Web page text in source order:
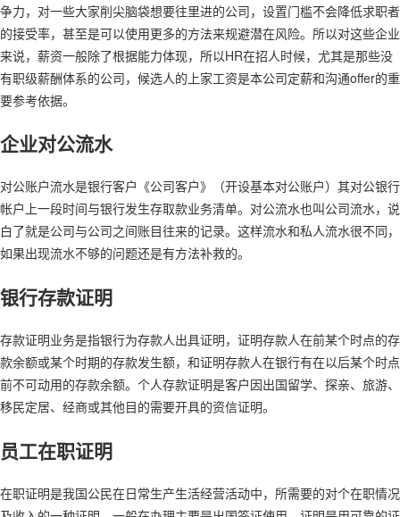
争力，对一些大家削尖脑袋想要往里进的公司，设置门槛不会降低求职者
的接受率，甚至是可以使用更多的方法来规避潜在风险。所以对这些企业
来说，薪资一般除了根据能力体现，所以HR在招人时候，尤其是那些没
有职级薪酬体系的公司，候选人的上家工资是本公司定薪和沟通offer的重
要参考依据。
企业对公流水
对公账户流水是银行客户《公司客户》（开设基本对公账户）其对公银行
帐户上一段时间与银行发生存取款业务清单。对公流水也叫公司流水，说
白了就是公司与公司之间账目往来的记录。这样流水和私人流水很不同，
如果出现流水不够的问题还是有方法补救的。
银行存款证明
存款证明业务是指银行为存款人出具证明，证明存款人在前某个时点的存
款余额或某个时期的存款发生额，和证明存款人在银行有在以后某个时点
前不可动用的存款余额。个人存款证明是客户因出国留学、探亲、旅游、
移民定居、经商或其他目的需要开具的资信证明。
员工在职证明
在职证明是我国公民在日常生产生活经营活动中，所需要的对个在职情况